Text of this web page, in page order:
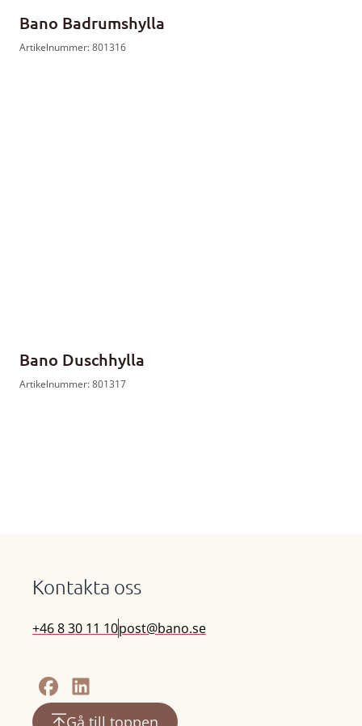
Bano Badrumshylla
Artikelnummer: 801316
Bano Duschhylla
Artikelnummer: 801317
Kontakta oss
+46 8 30 11 10post@bano.se
Gå till toppen